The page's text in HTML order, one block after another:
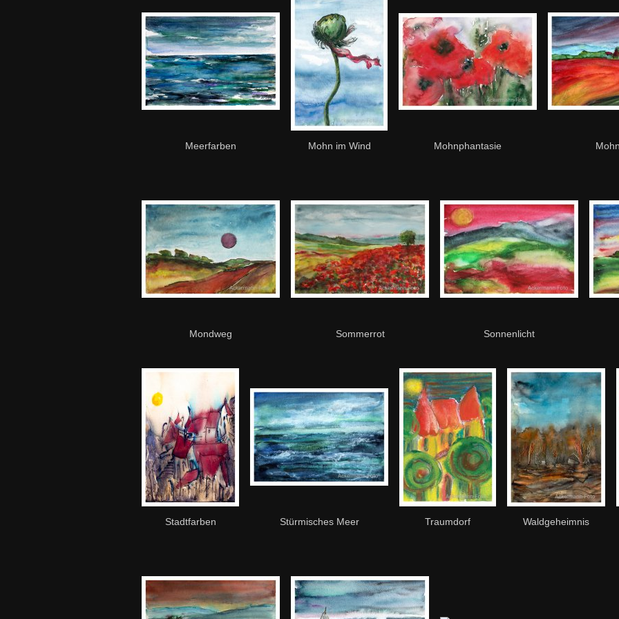
Meerfarben Mohn im Wind Mohnphantasie
Mondweg Sommerrot Sonnenlicht
Stadtfarben Stürmisches Meer Traumdorf Waldgeheimnis